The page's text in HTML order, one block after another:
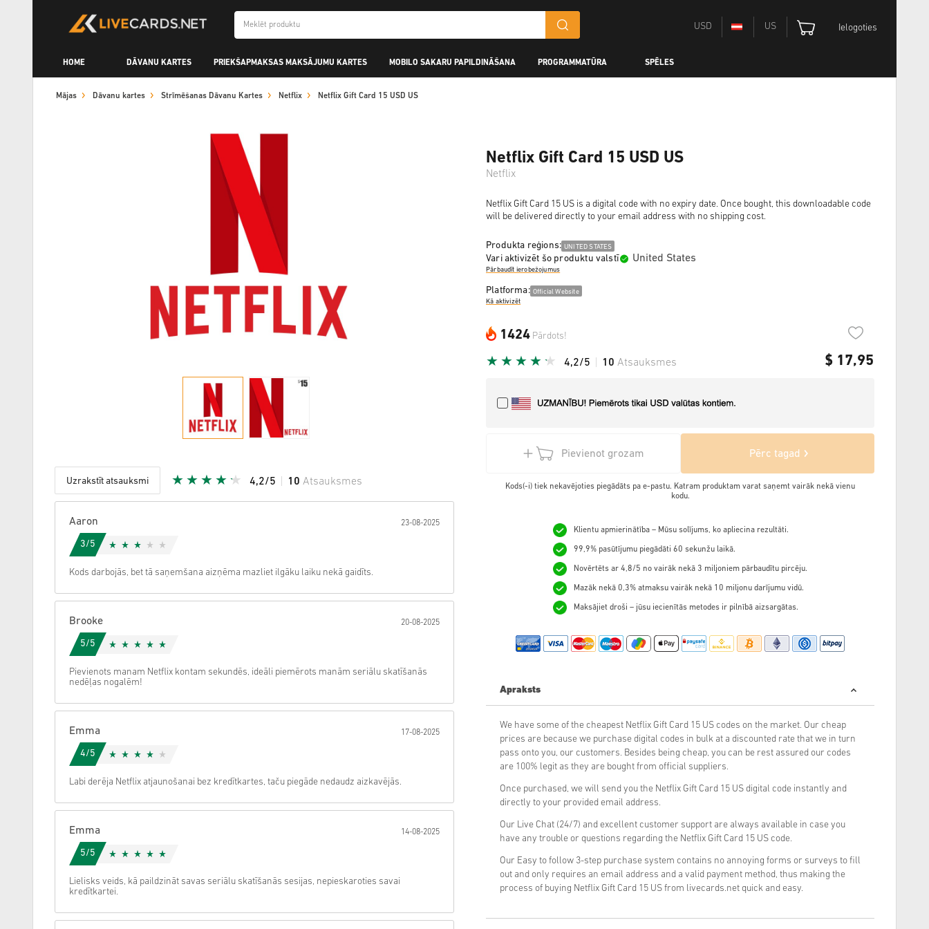
USD US Ielogoties
HOME DĀVANU KARTES PRIEKŠAPMAKSAS MAKSĀJUMU KARTES MOBILO SAKARU PAPILDINĀŠANA PROGRAMMATŪRA SPĒLES
Mājas Dāvanu kartes Strīmēšanas Dāvanu Kartes Netflix Netflix Gift Card 15 USD US
Uzrakstīt atsauksmi 4,2/5 10 Atsauksmes
Atcelt
Aaron 23-08-2025
3/5
Kods darbojās, bet tā saņemšana aizņēma mazliet ilgāku laiku nekā gaidīts.
Brooke 20-08-2025
5/5
Pievienots manam Netflix kontam sekundēs, ideāli piemērots manām seriālu skatīšanās
nedēļas nogalēm!
Emma 17-08-2025
4/5
Labi derēja Netflix atjaunošanai bez kredītkartes, taču piegāde nedaudz aizkavējās.
Emma 14-08-2025
5/5
Lielisks veids, kā paildzināt savas seriālu skatīšanās sesijas, nepieskaroties savai
kredītkartei.
Netflix Gift Card 15 USD US
Netflix
Netflix Gift Card 15 US is a digital code with no expiry date. Once bought, this downloadable code
will be delivered directly to your email address with no shipping cost.
Produkta reģions: UNITED STATES
Vari aktivizēt šo produktu valstī United States
Pārbaudīt ierobežojumus
Platforma: Official Website
Kā aktivizēt
1424 Pārdots!
$ 17,95
4,2/5 10 Atsauksmes
Pievienot grozam Pērc tagad
Kods(-i) tiek nekavējoties piegādāts pa e-pastu. Katram produktam varat saņemt vairāk nekā vienu
kodu.
Klientu apmierinātība – Mūsu solījums, ko apliecina rezultāti.
99,9% pasūtījumu piegādāti 60 sekunžu laikā.
Novērtēts ar 4,8/5 no vairāk nekā 3 miljoniem pārbaudītu pircēju.
Mazāk nekā 0,3% atmaksu vairāk nekā 10 miljonu darījumu vidū.
Maksājiet droši – jūsu iecienītās metodes ir pilnībā aizsargātas.
Apraksts
We have some of the cheapest Netflix Gift Card 15 US codes on the market. Our cheap
prices are because we purchase digital codes in bulk at a discounted rate that we in turn
pass onto you, our customers. Besides being cheap, you can be rest assured our codes
are 100% legit as they are bought from official suppliers.
Once purchased, we will send you the Netflix Gift Card 15 US digital code instantly and
directly to your provided email address.
Our Live Chat (24/7) and excellent customer support are always available in case you
have any trouble or questions regarding the Netflix Gift Card 15 US code.
Our Easy to follow 3-step purchase system contains no annoying forms or surveys to fill
out and only requires an email address and a valid payment method, thus making the
process of buying Netflix Gift Card 15 US from livecards.net quick and easy.